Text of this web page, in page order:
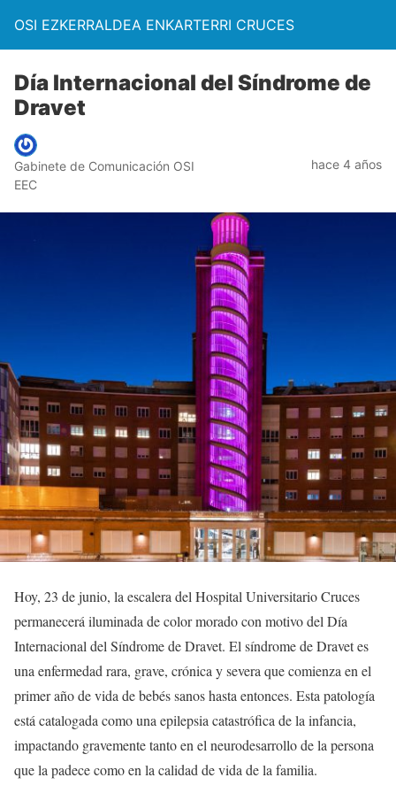
OSI EZKERRALDEA ENKARTERRI CRUCES
Día Internacional del Síndrome de
Dravet
Gabinete de Comunicación OSI
EEC
hace 4 años
Hoy, 23 de junio, la escalera del Hospital Universitario Cruces
permanecerá iluminada de color morado con motivo del Día
Internacional del Síndrome de Dravet. El síndrome de Dravet es
una enfermedad rara, grave, crónica y severa que comienza en el
primer año de vida de bebés sanos hasta entonces. Esta patología
está catalogada como una epilepsia catastrófica de la infancia,
impactando gravemente tanto en el neurodesarrollo de la persona
que la padece como en la calidad de vida de la familia.